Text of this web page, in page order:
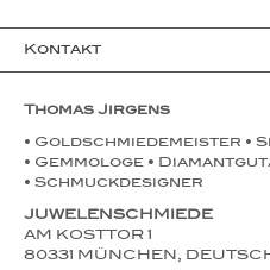
Kontakt
Thomas Jirgens
• Goldschmiedemeister •
• Gemmologe •
• Schmuckdesigner
JUWELENSCHMIEDE
AM KOSTTOR 1
80331 MÜNCHEN,